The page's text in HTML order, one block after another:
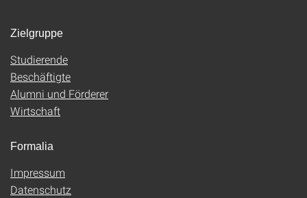
Zielgruppe
Studierende
Beschäftigte
Alumni und Förderer
Wirtschaft
Formalia
Impressum
Datenschutz